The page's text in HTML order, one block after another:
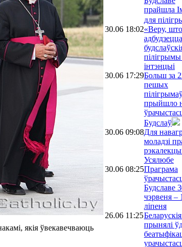
якія ўвекавечваюць
прайшла
для
30.06 18:02«Веру, што
пілігрымы
інтэнцыі
30.06 17:29Больш за
пешых
прыйшло
Будслаў
30.06 09:08Для
моладзі
Усялюбе
30.06 08:25Праграма
Будславе
чэрвеня – 1
ліпеня
26.06 11:25Беларускія
прынялі